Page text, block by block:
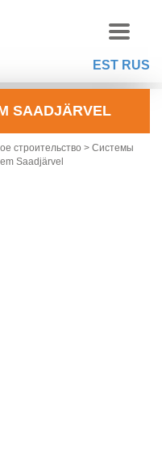
EST RUS
SAADJÄRVEL
строительство > Системы
Saadjärvel